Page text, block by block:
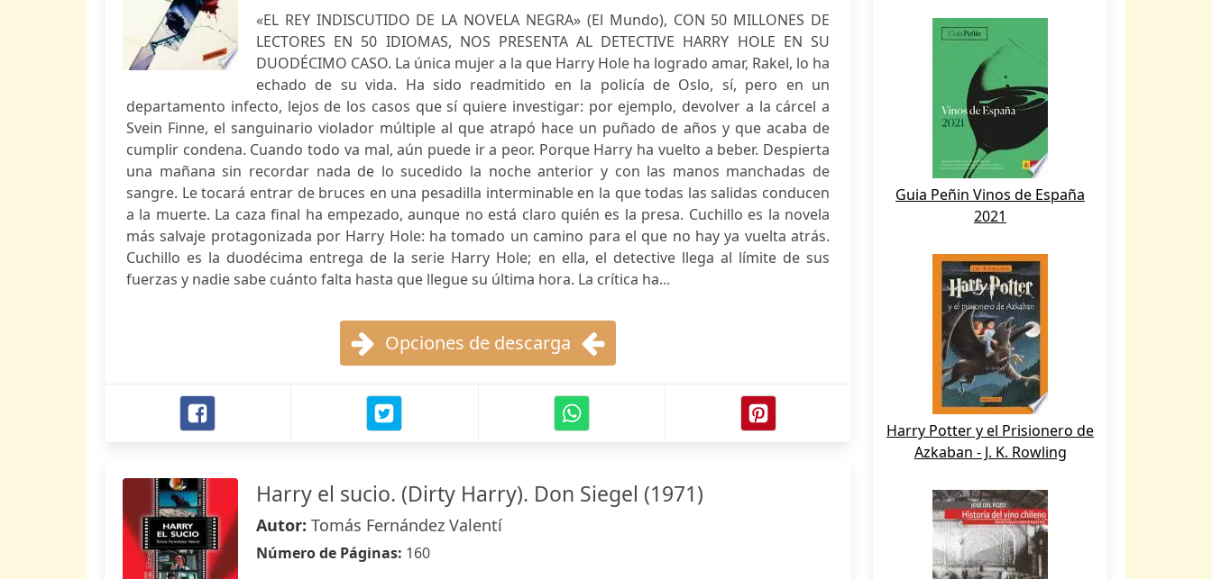
«EL REY INDISCUTIDO DE LA NOVELA NEGRA» (El Mundo), CON 50 MILLONES DE
LECTORES EN 50 IDIOMAS, NOS PRESENTA AL DETECTIVE HARRY HOLE EN SU
DUODÉCIMO CASO. La única mujer a la que Harry Hole ha logrado amar, Rakel, lo ha
echado de su vida. Ha sido readmitido en la policía de Oslo, sí, pero en un
departamento infecto, lejos de los casos que sí quiere investigar: por ejemplo, devolver a la cárcel a
Svein Finne, el sanguinario violador múltiple al que atrapó hace un puñado de años y que acaba de
cumplir condena. Cuando todo va mal, aún puede ir a peor. Porque Harry ha vuelto a beber. Despierta
una mañana sin recordar nada de lo sucedido la noche anterior y con las manos manchadas de
sangre. Le tocará entrar de bruces en una pesadilla interminable en la que todas las salidas conducen
a la muerte. La caza final ha empezado, aunque no está claro quién es la presa. Cuchillo es la novela
más salvaje protagonizada por Harry Hole: ha tomado un camino para el que no hay ya vuelta atrás.
Cuchillo es la duodécima entrega de la serie Harry Hole; en ella, el detective llega al límite de sus
fuerzas y nadie sabe cuánto falta hasta que llegue su última hora. La crítica ha...
Opciones de descarga
Harry el sucio. (Dirty Harry). Don Siegel (1971)
Autor: Tomás Fernández Valentí
Número de Páginas: 160
Guia Peñin Vinos de España
2021
Harry Potter y el Prisionero de
Azkaban - J. K. Rowling